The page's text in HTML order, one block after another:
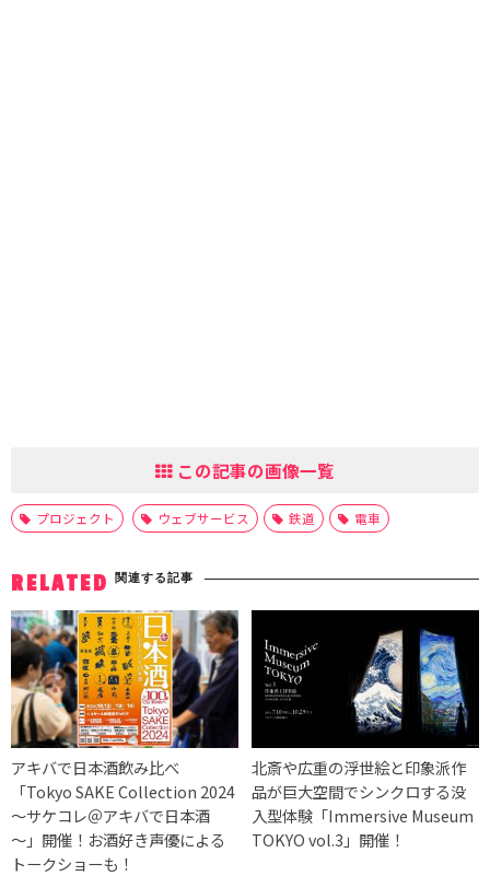
この記事の画像一覧
プロジェクト ウェブサービス 鉄道 電車
RELATED 関連する記事
アキバで日本酒飲み比べ
「Tokyo SAKE Collection 2024
～サケコレ＠アキバで日本酒
～」開催！お酒好き声優による
トークショーも！
北斎や広重の浮世絵と印象派作
品が巨大空間でシンクロする没
入型体験「Immersive Museum
TOKYO vol.3」開催！